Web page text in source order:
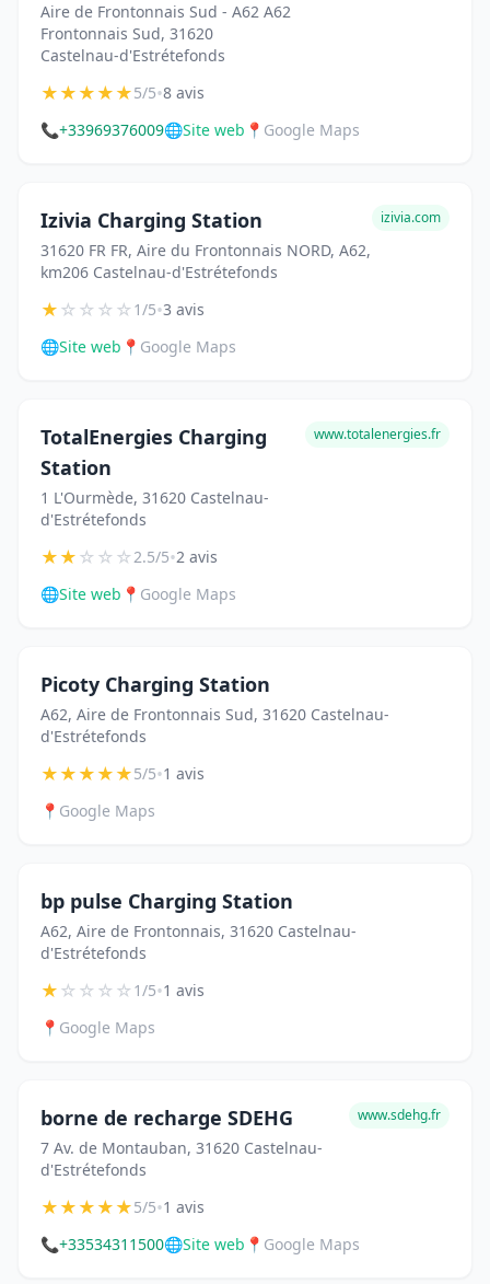
Aire de Frontonnais Sud - A62 A62
Frontonnais Sud, 31620
Castelnau-d'Estrétefonds
★★★★★5/5•8 avis
📞+33969376009🌐Site web 📍 Google Maps
Izivia Charging Station
31620 FR FR, Aire du Frontonnais NORD, A62,
km206 Castelnau-d'Estrétefonds
izivia.com
★☆☆☆☆1/5•3 avis
🌐Site web 📍 Google Maps
TotalEnergies Charging
Station
1 L'Ourmède, 31620 Castelnau-
d'Estrétefonds
www.totalenergies.fr
★★☆☆☆2.5/5•2 avis
🌐Site web 📍 Google Maps
Picoty Charging Station
A62, Aire de Frontonnais Sud, 31620 Castelnau-
d'Estrétefonds
★★★★★5/5•1 avis
📍 Google Maps
bp pulse Charging Station
A62, Aire de Frontonnais, 31620 Castelnau-
d'Estrétefonds
★☆☆☆☆1/5•1 avis
📍 Google Maps
borne de recharge SDEHG
7 Av. de Montauban, 31620 Castelnau-
d'Estrétefonds
www.sdehg.fr
★★★★★5/5•1 avis
📞+33534311500🌐Site web 📍 Google Maps